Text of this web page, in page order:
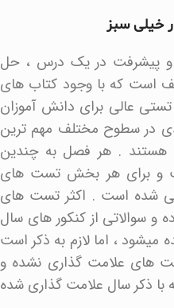
خیلی سبز
و پیشرفت در یک درس ، حل
است که با وجود کتاب های
عالی برای دانش آموزان
در سطوح مختلف مهم ترین
هستند . هر فصل به چندین
و برای هر بخش تست های
شده است . اکثر تست های
و سوالاتی از کنکور های سال
، اما لازم به ذکر است
های علامت گذاری نشده و
ذکر سال علامت گذاری شده